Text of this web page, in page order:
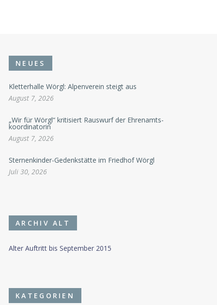
NEUES
Kletterhalle Wörgl: Alpenverein steigt aus
August 7, 2026
„Wir für Wörgl“ kritisiert Rauswurf der Ehrenamts-
koordinatorin
August 7, 2026
Sternenkinder-Gedenkstätte im Friedhof Wörgl
Juli 30, 2026
ARCHIV ALT
Alter Auftritt bis September 2015
KATEGORIEN